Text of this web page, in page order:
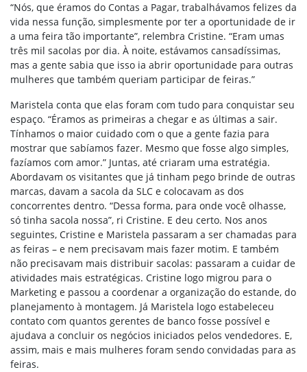
“Nós, que éramos do Contas a Pagar, trabalhávamos felizes da
vida nessa função, simplesmente por ter a oportunidade de ir
a uma feira tão importante”, relembra Cristine. “Eram umas
três mil sacolas por dia. À noite, estávamos cansadíssimas,
mas a gente sabia que isso ia abrir oportunidade para outras
mulheres que também queriam participar de feiras.”
Maristela conta que elas foram com tudo para conquistar seu
espaço. “Éramos as primeiras a chegar e as últimas a sair.
Tínhamos o maior cuidado com o que a gente fazia para
mostrar que sabíamos fazer. Mesmo que fosse algo simples,
fazíamos com amor.” Juntas, até criaram uma estratégia.
Abordavam os visitantes que já tinham pego brinde de outras
marcas, davam a sacola da SLC e colocavam as dos
concorrentes dentro. “Dessa forma, para onde você olhasse,
só tinha sacola nossa”, ri Cristine. E deu certo. Nos anos
seguintes, Cristine e Maristela passaram a ser chamadas para
as feiras – e nem precisavam mais fazer motim. E também
não precisavam mais distribuir sacolas: passaram a cuidar de
atividades mais estratégicas. Cristine logo migrou para o
Marketing e passou a coordenar a organização do estande, do
planejamento à montagem. Já Maristela logo estabeleceu
contato com quantos gerentes de banco fosse possível e
ajudava a concluir os negócios iniciados pelos vendedores. E,
assim, mais e mais mulheres foram sendo convidadas para as
feiras.